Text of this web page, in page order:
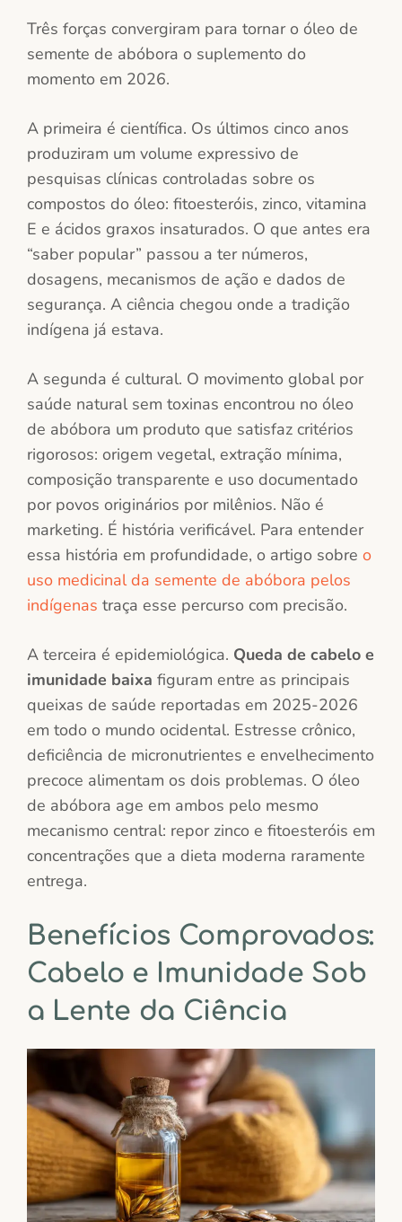
Três forças convergiram para tornar o óleo de
semente de abóbora o suplemento do
momento em 2026.
A primeira é científica. Os últimos cinco anos
produziram um volume expressivo de
pesquisas clínicas controladas sobre os
compostos do óleo: fitoesteróis, zinco, vitamina
E e ácidos graxos insaturados. O que antes era
“saber popular” passou a ter números,
dosagens, mecanismos de ação e dados de
segurança. A ciência chegou onde a tradição
indígena já estava.
A segunda é cultural. O movimento global por
saúde natural sem toxinas encontrou no óleo
de abóbora um produto que satisfaz critérios
rigorosos: origem vegetal, extração mínima,
composição transparente e uso documentado
por povos originários por milênios. Não é
marketing. É história verificável. Para entender
essa história em profundidade, o artigo sobre o
uso medicinal da semente de abóbora pelos
indígenas traça esse percurso com precisão.
A terceira é epidemiológica. Queda de cabelo e
imunidade baixa figuram entre as principais
queixas de saúde reportadas em 2025-2026
em todo o mundo ocidental. Estresse crônico,
deficiência de micronutrientes e envelhecimento
precoce alimentam os dois problemas. O óleo
de abóbora age em ambos pelo mesmo
mecanismo central: repor zinco e fitoesteróis em
concentrações que a dieta moderna raramente
entrega.
Benefícios Comprovados:
Cabelo e Imunidade Sob
a Lente da Ciência